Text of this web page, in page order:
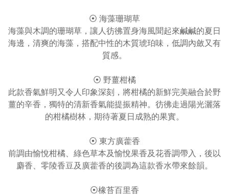
⦿ 海藻珊瑚草
海藻與木調的珊瑚草，讓人彷彿置身海風聞起來鹹鹹的夏日
海邊，清爽的海藻，搭配中性的木質琥珀味，低調內斂又有
質感。
⦿ 野薑柑橘
此款香氣鮮明又令人印象深刻，將柑橘的新鮮完美融合於野
薑的辛香，獨特的清新香氣能提振精神。彷彿走過陽光灑落
的柑橘樹林，期待著夏日成熟的果實。
⦿ 東方廣藿香
前調由愉悅柑橘、綠色草本及愉悅果香及花香調帶入，後以
麝香、零陵香豆及廣藿香的後調為這款香水帶來餘韻。
⦿橡苔百里香